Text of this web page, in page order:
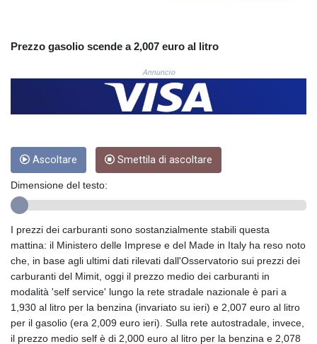
COP 3633.55485
CUC 1.156136
CUP 30.637594
CVE 110.26363
CZK 24.258158
DKK 7.477932
DOP 67.289164
ERN 17.342035
ETB 186.049588
FJD 2.553384
FKP 0.857252
GBP 0.858527
GEL 3.017966
GGP 0.857252
GHS 13.526832
GIP 0.857252
Prezzo gasolio scende a 2,007 euro al litro
Annuncio
Ascoltare Smettila di ascoltare
Dimensione del testo:
I prezzi dei carburanti sono sostanzialmente stabili questa
mattina: il Ministero delle Imprese e del Made in Italy ha reso noto
che, in base agli ultimi dati rilevati dall'Osservatorio sui prezzi dei
carburanti del Mimit, oggi il prezzo medio dei carburanti in
modalità 'self service' lungo la rete stradale nazionale è pari a
1,930 al litro per la benzina (invariato su ieri) e 2,007 euro al litro
per il gasolio (era 2,009 euro ieri). Sulla rete autostradale, invece,
il prezzo medio self è di 2,000 euro al litro per la benzina e 2,078